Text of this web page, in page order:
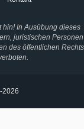
hin! In Ausübung dieses
juristischen Personen
des öffentlichen Rechts
2026